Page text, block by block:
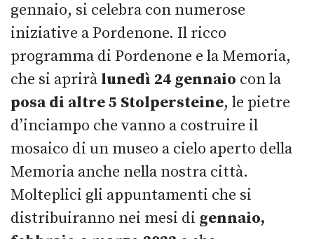
gennaio, si celebra con numerose
iniziative a Pordenone. Il ricco
programma di Pordenone e la Memoria,
che si aprirà lunedì 24 gennaio con la
posa di altre 5 Stolpersteine, le pietre
d’inciampo che vanno a costruire il
mosaico di un museo a cielo aperto della
Memoria anche nella nostra città.
Molteplici gli appuntamenti che si
distribuiranno nei mesi di gennaio,